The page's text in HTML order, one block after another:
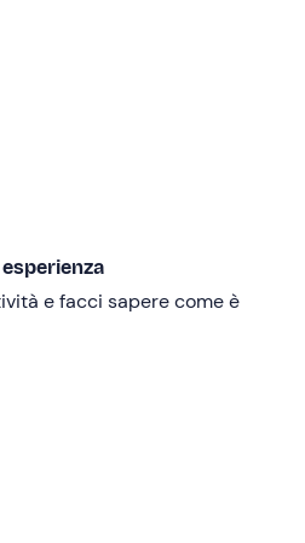
e le zone di sosta
falesie di
un totale dimassimo 9
e facci sapere come è